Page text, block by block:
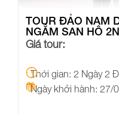
TOUR ĐẢO NAM
NGẮM SAN HÔ
Giá tour:
Thời gian: 2 Ngày 2
Ngày khởi hành: 27/